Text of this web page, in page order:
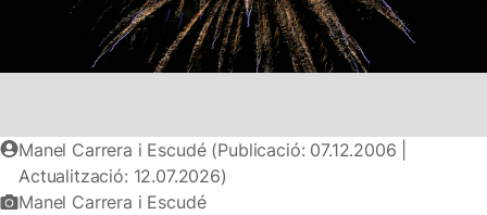
Manel Carrera i Escudé (Publicació: 07.12.2006 |
Actualització: 12.07.2026)
Manel Carrera i Escudé